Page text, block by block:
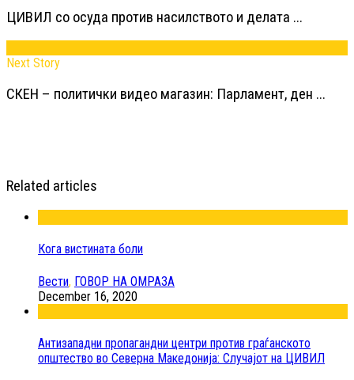
ЦИВИЛ со осуда против насилството и делата ...
Next Story
СКЕН – политички видео магазин: Парламент, ден ...
Related articles
Кога вистината боли
Вести, ГОВОР НА ОМРАЗА
December 16, 2020
Антизападни пропагандни центри против граѓанското
општество во Северна Македонија: Случајот на ЦИВИЛ